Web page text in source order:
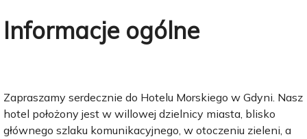
Informacje ogólne
Zapraszamy serdecznie do Hotelu Morskiego w Gdyni. Nasz
hotel położony jest w willowej dzielnicy miasta, blisko
głównego szlaku komunikacyjnego, w otoczeniu zieleni, a